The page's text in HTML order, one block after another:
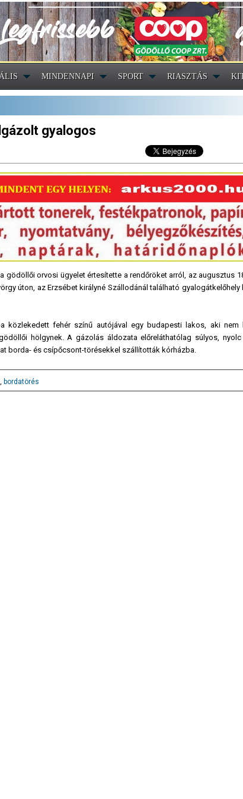
MINDENNAPI SPORT RIASZTÁS
gyalogos
orvosi ügyelet értesítette a rendőröket arról, az augusztus
úton, az Erzsébet királyné Szállodánál található gyalogátkelőhely
közlekedett fehér színű autójával egy budapesti lakos, aki nem
hölgynek. A gázolás áldozata előreláthatólag súlyos, nyolc
borda- és csípőcsont-törésekkel szállították kórházba.
, bordatörés